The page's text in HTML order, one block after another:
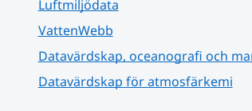
Luftmiljödata
VattenWebb
Datavärdskap, oceanografi och
Datavärdskap för atmosfärkemi